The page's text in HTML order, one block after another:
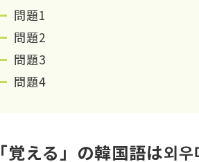
問題1
問題2
問題3
問題4
「覚える」の韓国語は외